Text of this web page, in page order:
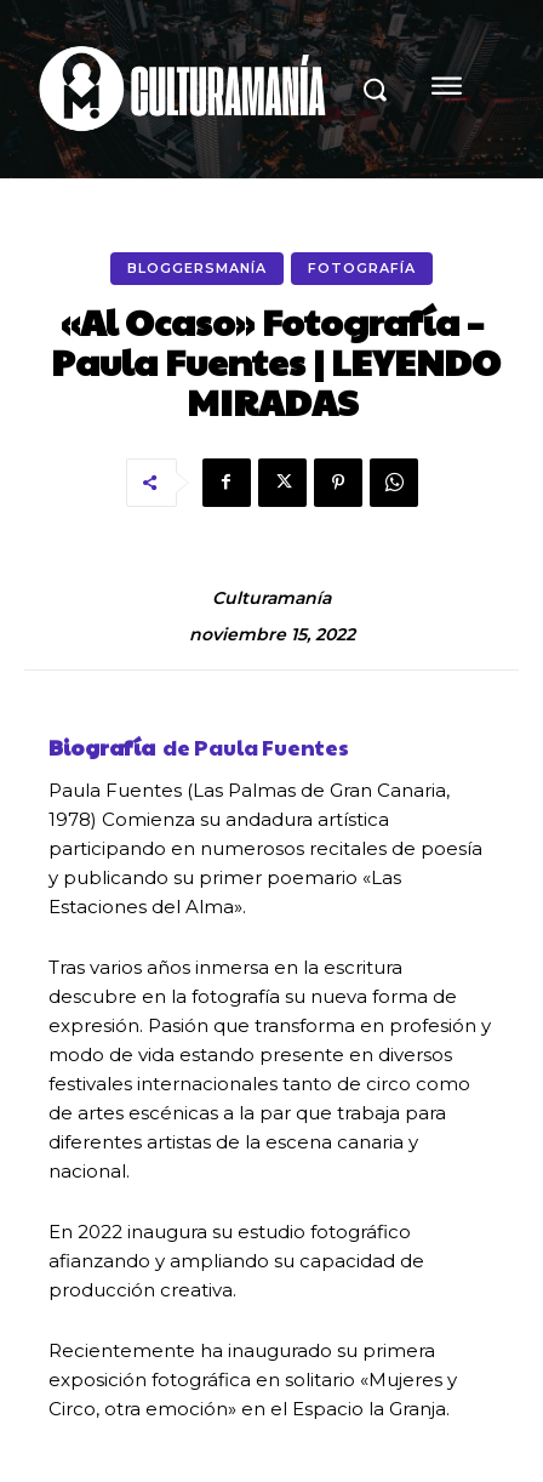
BLOGGERSMANÍA FOTOGRAFÍA
«Al Ocaso» Fotografía –
Paula Fuentes | LEYENDO
MIRADAS
Culturamanía
noviembre 15, 2022
Biografía de Paula Fuentes
Paula Fuentes (Las Palmas de Gran Canaria,
1978) Comienza su andadura artística
participando en numerosos recitales de poesía
y publicando su primer poemario «Las
Estaciones del Alma».
Tras varios años inmersa en la escritura
descubre en la fotografía su nueva forma de
expresión. Pasión que transforma en profesión y
modo de vida estando presente en diversos
festivales internacionales tanto de circo como
de artes escénicas a la par que trabaja para
diferentes artistas de la escena canaria y
nacional.
En 2022 inaugura su estudio fotográfico
afianzando y ampliando su capacidad de
producción creativa.
Recientemente ha inaugurado su primera
exposición fotográfica en solitario «Mujeres y
Circo, otra emoción» en el Espacio la Granja.